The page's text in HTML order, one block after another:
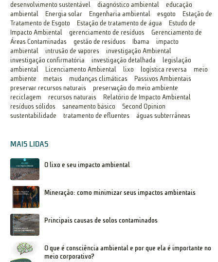
desenvolvimento sustentável
diagnóstico ambiental
educação
ambiental
Energia solar Engenharia ambiental esgoto
Estação de
Tratamento de Esgoto
Estação de tratamento de água
Estudo de
Impacto Ambiental
gerenciamento de resíduos
Gerenciamento de
Áreas Contaminadas
gestão de resíduos Ibama
impacto
ambiental
intrusão de vapores
investigação Ambiental
investigação confirmatória
investigação detalhada
legislação
ambiental
Licenciamento Ambiental lixo logística reversa
meio
ambiente
metais mudanças climáticas
Passivos Ambientais
preservar recursos naturais
preservação do meio ambiente
reciclagem
recursos naturais
Relatório de Impacto Ambiental
resíduos sólidos
saneamento básico
Second Opinion
sustentabilidade
tratamento de efluentes águas subterrâneas
MAIS LIDAS
O lixo e seu impacto ambiental
Mineração: como minimizar seus impactos ambientais
Principais causas de solos contaminados
O que é consciência ambiental e por que ela é importante no
meio corporativo?